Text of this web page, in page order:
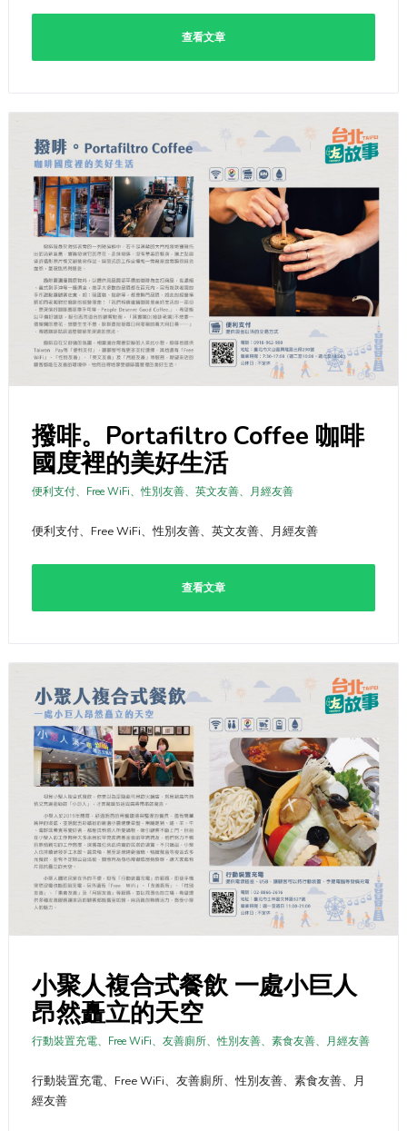
查看文章
撥啡。Portafiltro Coffee 咖啡
國度裡的美好生活
便利支付、Free WiFi、性別友善、英文友善、月經友善
便利支付、Free WiFi、性別友善、英文友善、月經友善
查看文章
小聚人複合式餐飲 一處小巨人
昂然矗立的天空
行動裝置充電、Free WiFi、友善廁所、性別友善、素食友善、月經友善
行動裝置充電、Free WiFi、友善廁所、性別友善、素食友善、月
經友善